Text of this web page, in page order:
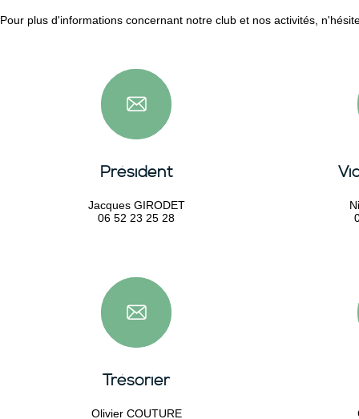
Pour plus d'informations concernant notre club et nos activités,
Président
Jacques GIRODET
06 52 23 25 28
Trésorier
Olivier COUTURE